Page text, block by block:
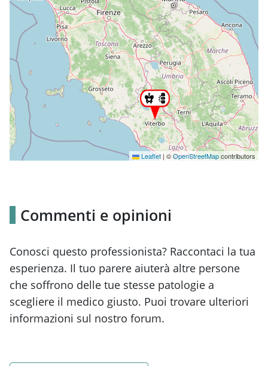
Leaflet |©OpenStreetMapcontributors
Commenti e opinioni
Conosci questo professionista? Raccontaci la tua
esperienza. Il tuo parere aiuterà altre persone
che soffrono delle tue stesse patologie a
scegliere il medico giusto. Puoi trovare ulteriori
informazioni sul nostro forum.